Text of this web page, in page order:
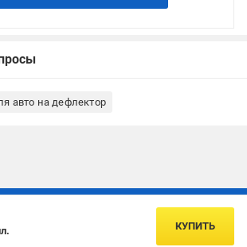
авто на дефлектор
КУПИТЬ
чтобы узнавать первым об акцияx и